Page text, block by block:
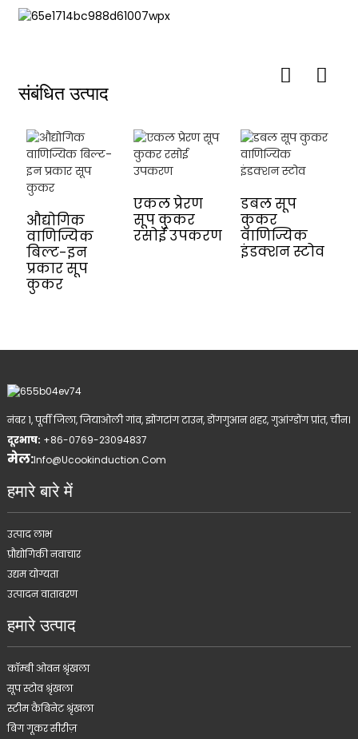
संबंधित उत्पाद
औद्योगिक
वाणिज्यिक
बिल्ट-इन
प्रकार सूप
कुकर
एकल प्रेरण
सूप कुकर
रसोई उपकरण
डबल सूप
कुकर
वाणिज्यिक
इंडक्शन स्टोव
नंबर 1, पूर्वी जिला, जियाओली गांव, झोंगटांग टाउन, डोंगगुआन शहर, गुआंग्डोंग प्रांत, चीन।
दूरभाष: +86-0769-23094837
मेल:Info@ucookinduction.com
हमारे बारे में
उत्पाद लाभ
प्रौद्योगिकी नवाचार
उद्यम योग्यता
उत्पादन वातावरण
हमारे उत्पाद
कॉम्बी ओवन श्रृंखला
सूप स्टोव श्रृंखला
स्टीम कैबिनेट श्रृंखला
बिग गूकर सीरीज़